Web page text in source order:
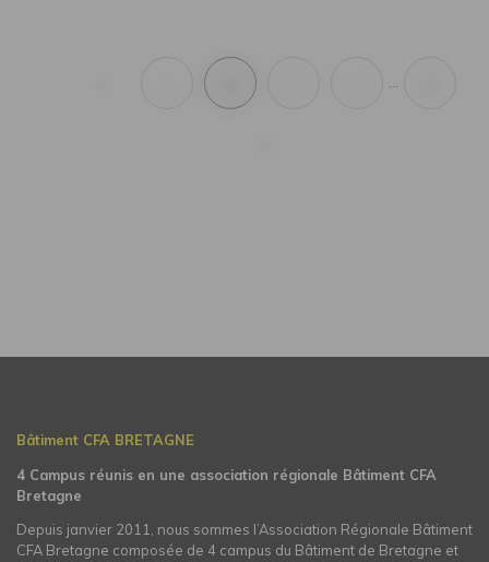
…
Bâtiment CFA BRETAGNE
4 Campus réunis en une association régionale Bâtiment CFA
Bretagne
Depuis janvier 2011, nous sommes l’Association Régionale Bâtiment
CFA Bretagne composée de 4 campus du Bâtiment de Bretagne et